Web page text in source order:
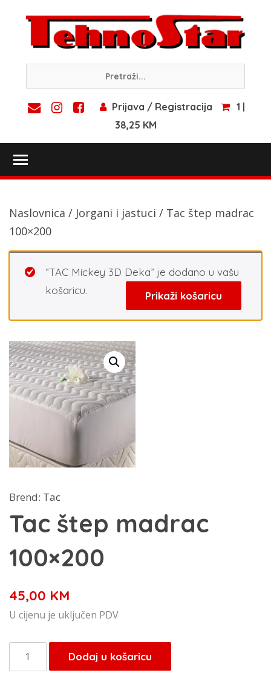
content
Prijava / Registracija
1 |
38,25 KM
Naslovnica / Jorgani i jastuci / Tac štep madrac
100×200
“TAC Mickey 3D Deka” je dodano u vašu
košaricu.
Prikaži košaricu
Brend: Tac
Tac štep madrac
100×200
45,00 KM
U cijenu je uključen PDV
štep
Dodaj u košaricu